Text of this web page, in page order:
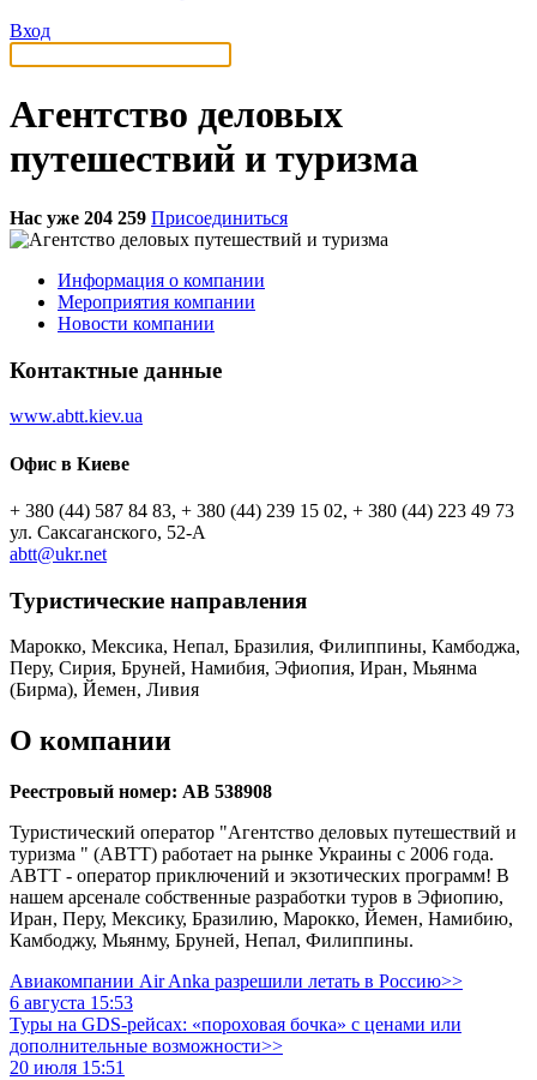
Вход
Агентство деловых
путешествий и туризма
Нас уже 204 259 Присоединиться
Информация о компании
Мероприятия компании
Новости компании
Контактные данные
www.abtt.kiev.ua
Офис в Киеве
+ 380 (44) 587 84 83, + 380 (44) 239 15 02, + 380 (44) 223 49 73
ул. Саксаганского, 52-А
abtt@ukr.net
Туристическиe направления
Марокко, Мексика, Непал, Бразилия, Филиппины, Камбоджа,
Перу, Сирия, Бруней, Намибия, Эфиопия, Иран, Мьянма
(Бирма), Йемен, Ливия
О компании
Реестровый номер: АВ 538908
Туристический оператор "Агентство деловых путешествий и
туризма " (ABTT) работает на рынке Украины с 2006 года.
АВТТ - оператор приключений и экзотических программ! В
нашем арсенале собственные разработки туров в Эфиопию,
Иран, Перу, Мексику, Бразилию, Марокко, Йемен, Намибию,
Камбоджу, Мьянму, Бруней, Непал, Филиппины.
Авиакомпании Air Anka разрешили летать в Россию>>
6 августа 15:53
Туры на GDS-рейсах: «пороховая бочка» с ценами или
дополнительные возможности>>
20 июля 15:51